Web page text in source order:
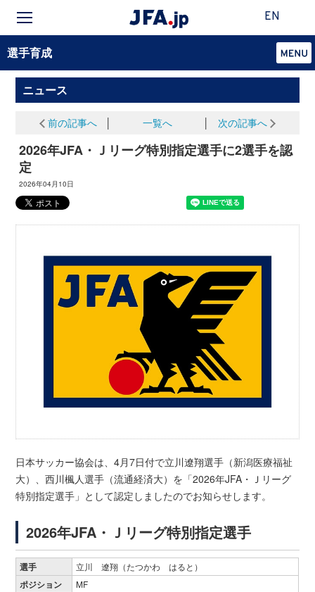
EN
選手育成
ニュース
前の記事へ 一覧へ 次の記事へ
2026年JFA・Ｊリーグ特別指定選手に2選手を認
定
2026年04月10日
日本サッカー協会は、4月7日付で立川遼翔選手（新潟医療福祉
大）、西川楓人選手（流通経済大）を「2026年JFA・Ｊリーグ
特別指定選手」として認定しましたのでお知らせします。
2026年JFA・Ｊリーグ特別指定選手
選手 立川 遼翔（たつかわ はると）
ポジション MF